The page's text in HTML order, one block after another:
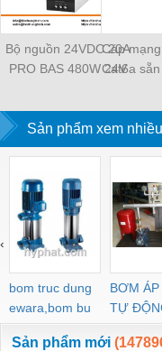
Bộ nguồn 24VDC 20A
PRO BAS 480W 24V
Weidmuller -
TIENHUNGTECH
Cáp
Cat6a
D —
Sản phẩm xem nhiều
bom truc dung
ewara,bom bu
ewara
BƠM
TỰ
‹
Sản phẩm mới